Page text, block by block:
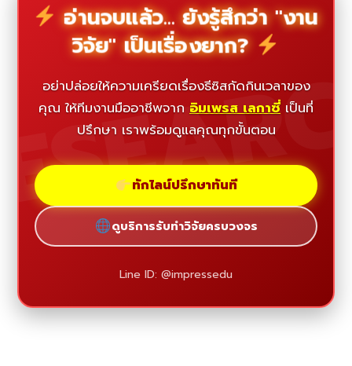
อ่านจบแล้ว... ยังรู้สึกว่า "งาน
วิจัย" เป็นเรื่องยาก?
อย่าปล่อยให้ความเครียดเรื่องธีซิสกัดกินเวลาของ
คุณ ให้ทีมงานมืออาชีพจาก อิมเพรส เลกาซี่ เป็นที่
ปรึกษา เราพร้อมดูแลคุณทุกขั้นตอน
ทักไลน์ปรึกษาทันที
ดูบริการรับทำวิจัยครบวงจร
Line ID: @impressedu